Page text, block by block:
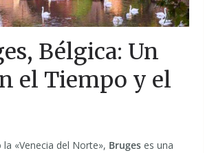
Bélgica: Un
el Tiempo y el
«Venecia del Norte», Bruges es una